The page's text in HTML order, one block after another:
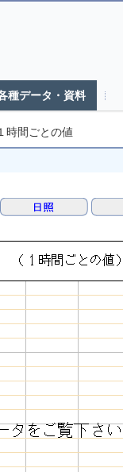
種データ・資料
時間ごとの値